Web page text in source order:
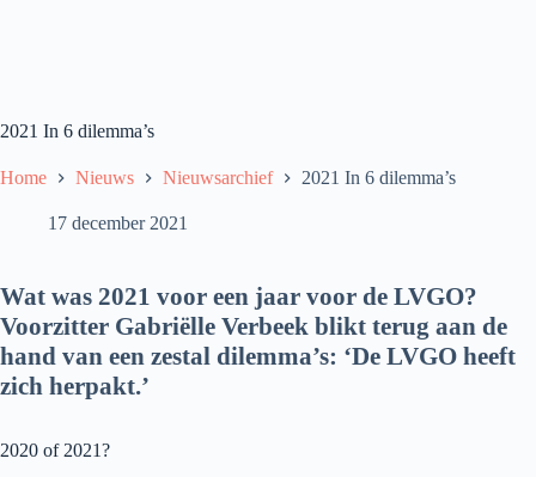
2021 In 6 dilemma’s
Home Nieuws Nieuwsarchief 2021 In 6 dilemma’s
17 december 2021
Wat was 2021 voor een jaar voor de LVGO?
Voorzitter Gabriëlle Verbeek blikt terug aan de
hand van een zestal dilemma’s: ‘De LVGO heeft
zich herpakt.’
2020 of 2021?